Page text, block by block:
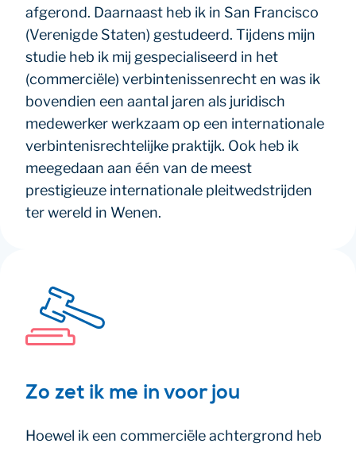
afgerond. Daarnaast heb ik in San Francisco
(Verenigde Staten) gestudeerd. Tijdens mijn
studie heb ik mij gespecialiseerd in het
(commerciële) verbintenissenrecht en was ik
bovendien een aantal jaren als juridisch
medewerker werkzaam op een internationale
verbintenisrechtelijke praktijk. Ook heb ik
meegedaan aan één van de meest
prestigieuze internationale pleitwedstrijden
ter wereld in Wenen.
Zo zet ik me in voor jou
Hoewel ik een commerciële achtergrond heb